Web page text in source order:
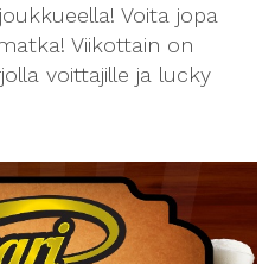
Voita jopa
Viikottain on
voittajille ja lucky